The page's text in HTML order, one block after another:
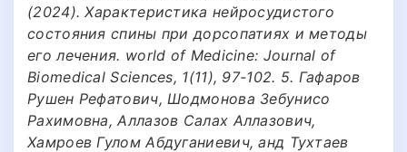
(2024). Характеристика нейросудистого
состояния спины при дорсопатиях и методы
его лечения. world of Medicine: Journal of
Biomedical Sciences, 1(11), 97-102. 5. Гафаров
Рушен Рефатович, Шодмонова Зебунисо
Рахимовна, Аллазов Салах Аллазович,
Хамроев Гулом Абдуганиевич, анд Тухтаев